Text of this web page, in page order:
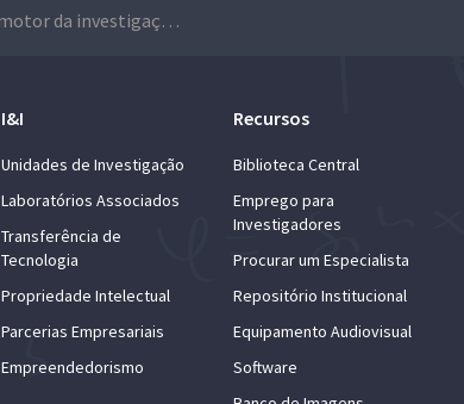
Técnico: um motor da investigação em Portugal
I&I
Unidades de Investigação
Laboratórios Associados
Transferência de
Tecnologia
Propriedade Intelectual
Parcerias Empresariais
Empreendedorismo
Recursos
Biblioteca Central
Emprego para
Investigadores
Procurar um Especialista
Repositório Institucional
Equipamento Audiovisual
Software